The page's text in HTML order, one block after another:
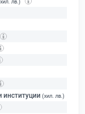
лв.)
(хил. лв.)